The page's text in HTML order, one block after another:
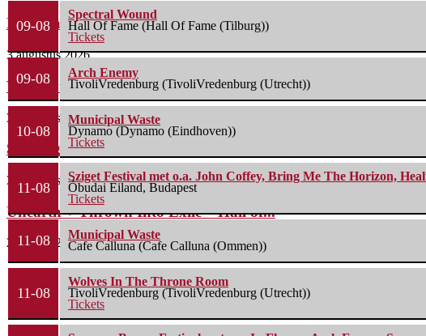
Nick Cave & The Bad Seeds – Preston...
3 augustus 2026
Wolfmother + The Howlers – o2 Shepherd’s Bush...
3 augustus 2026
Savatage – 013 Tilburg – 01/08/2026
3 augustus 2026
Unearth + Thrown Into Exile – Hall of...
29 juli 2026
09-08
Spectral Wound
Hall Of Fame (Hall Of Fame (Tilburg))
Tickets
09-08
Arch Enemy
TivoliVredenburg (TivoliVredenburg (Utrecht))
10-08
Municipal Waste
Dynamo (Dynamo (Eindhoven))
Tickets
11-08
Sziget Festival met o.a. John Coffey, Bring Me The Horizon,
Óbudai Eiland, Budapest
Tickets
11-08
Municipal Waste
Cafe Calluna (Cafe Calluna (Ommen))
11-08
Wolves In The Throne Room
TivoliVredenburg (TivoliVredenburg (Utrecht))
Tickets